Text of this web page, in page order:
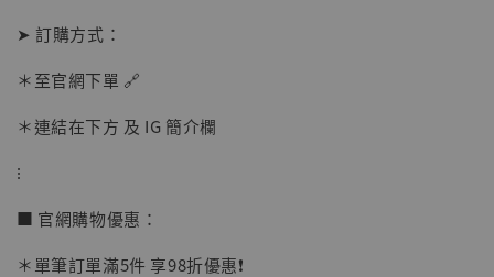
【店內現貨】海賊王 系列蒐藏雕像 布魯克達
摩 [7STARS Studio]
➤ 訂購方式：
＊至官網下單 🔗
＊連結在下方 及 IG 簡介欄
⁝
■ 官網購物優惠：
＊單筆訂單滿5件 享98折優惠❗️